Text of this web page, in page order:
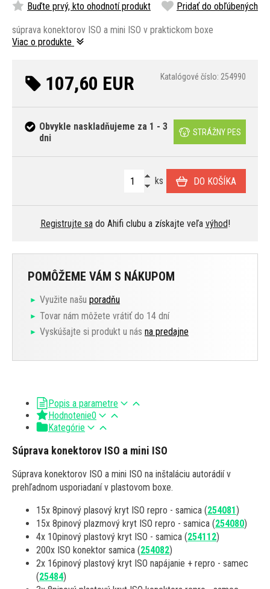
Buďte prvý, kto ohodnotí produkt Pridať do obľúbených
súprava konektorov ISO a mini ISO v praktickom boxe
Viac o produkte
107,60 EUR Katalógové číslo: 254990
Obvykle naskladňujeme za 1 - 3
dni
STRÁŽNY PES
ks DO KOŠÍKA
Registrujte sado Ahifi clubu a získajte veľa výhod!
POMÔŽEME VÁM S NÁKUPOM
Využite našu poradňu
Tovar nám môžete vrátiť do 14 dní
Vyskúšajte si produkt u nás na predajne
Popis a parametre
Hodnotenie0
Kategórie
Súprava konektorov ISO a mini ISO
Súprava konektorov ISO a mini ISO na inštaláciu autorádií v
prehľadnom usporiadaní v plastovom boxe.
15x 8pinový plasový kryt ISO repro - samica (254081 )
15x 8pinový plazmový kryt ISO repro - samica (254080)
4x 10pinový plastový kryt ISO - samica (254112)
200x ISO konektor samica (254082)
2x 16pinový plastový kryt ISO napájanie + repro - samec
(25484)